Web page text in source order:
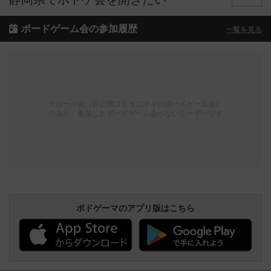
ボードゲーム会の参加履歴 一覧を見る
ボドゲーマのアプリ版はこちら